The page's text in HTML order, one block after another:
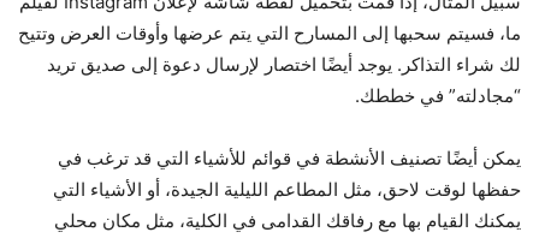
ما، فسيتم سحبها إلى المسارح التي يتم عرضها وأوقات العرض وتتيح
لك شراء التذاكر. يوجد أيضًا اختصار لإرسال دعوة إلى صديق تريد
“مجادلته” في خططك.
يمكن أيضًا تصنيف الأنشطة في قوائم للأشياء التي قد ترغب في
حفظها لوقت لاحق، مثل المطاعم الليلية الجيدة، أو الأشياء التي
يمكنك القيام بها مع رفاقك القدامى في الكلية، مثل مكان محلي